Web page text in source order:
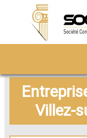
Villez-